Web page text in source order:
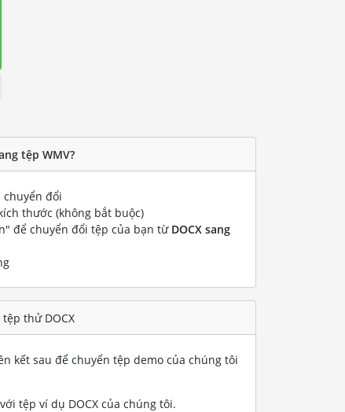
tệp WMV?
chuyển đổi
thước (không bắt buộc)
để chuyển đổi tệp của bạn từ DOCX sang
thử DOCX
kết sau để chuyển tệp demo của chúng tôi
tệp ví dụ DOCX của chúng tôi.